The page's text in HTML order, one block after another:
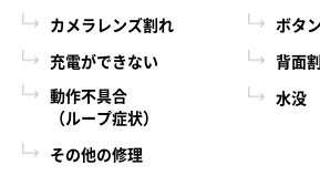
面に表示させたり、ユーザーの
て他のサービスなど（提携先が
含みます）に転送したりする
代金の支払を遅滞したり第三者
したユーザーや、不正・不当な
第６条 修理部品の取扱い
本サービスで使用する交換部品は
ります。 本サービスの提供による
取り外した修理依頼品の部品をリ
などのために、当社の任意の判断
ただく場合があります。 回収した
カメラレンズ割れ
ボタ
充電ができない
背面
動作不具合
（ループ症状）
水没
その他の修理